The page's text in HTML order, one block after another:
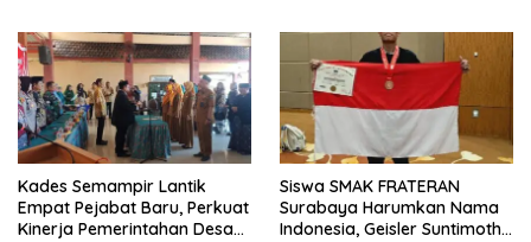
Kades Semampir Lantik
Empat Pejabat Baru, Perkuat
Kinerja Pemerintahan Desa
Siswa SMAK FRATERAN
Surabaya Harumkan Nama
Indonesia, Geisler Suntimothy